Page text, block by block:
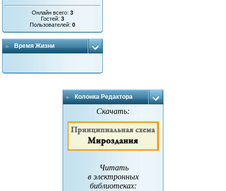
Онлайн всего:3
Гостей:3
Пользователей:0
Время Жизни
Колонка Редактора
Скачать:
Читать
в электронных
библиотеках: